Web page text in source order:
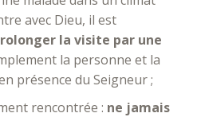
avec Dieu, il est
la visite par une
la personne et la
présence du Seigneur ;
rencontrée : ne jamais